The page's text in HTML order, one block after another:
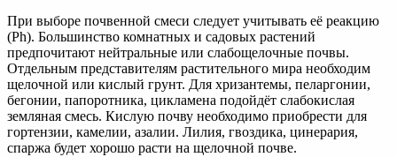
При выборе почвенной смеси следует учитывать её реакцию
(Ph). Большинство комнатных и садовых растений
предпочитают нейтральные или слабощелочные почвы.
Отдельным представителям растительного мира необходим
щелочной или кислый грунт. Для хризантемы, пеларгонии,
бегонии, папоротника, цикламена подойдёт слабокислая
земляная смесь. Кислую почву необходимо приобрести для
гортензии, камелии, азалии. Лилия, гвоздика, цинерария,
спаржа будет хорошо расти на щелочной почве.